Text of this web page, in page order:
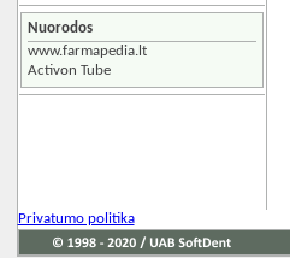
Nuorodos
www.farmapedia.lt
Activon Tube
Privatumo politika